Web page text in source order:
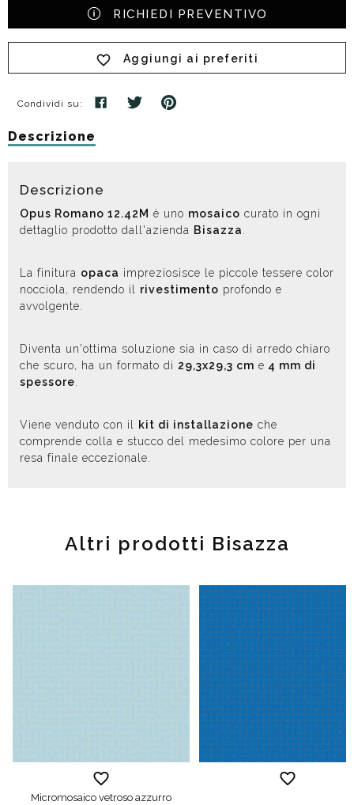
RICHIEDI PREVENTIVO
Aggiungi ai preferiti
Condividi su:
Descrizione
Descrizione
Opus Romano 12.42M è uno mosaico curato in ogni
dettaglio prodotto dall'azienda Bisazza
La finitura opaca impreziosisce le piccole tessere color
nocciola, rendendo il rivestimento profondo e
avvolgente.
Diventa un'ottima soluzione sia in caso di arredo chiaro
che scuro, ha un formato di 29,3x29,3 cm e 4 mm di
spessore
Viene venduto con il kit di installazione che
comprende colla e stucco del medesimo colore per una
resa finale eccezionale.
Altri prodotti Bisazza
Micromosaico vetroso azzurro